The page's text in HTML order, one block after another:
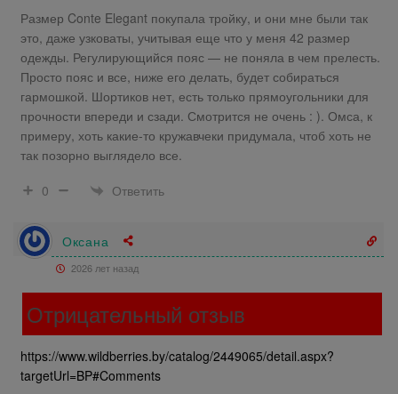
Размер Conte Elegant покупала тройку, и они мне были так
это, даже узковаты, учитывая еще что у меня 42 размер
одежды. Регулирующийся пояс — не поняла в чем прелесть.
Просто пояс и все, ниже его делать, будет собираться
гармошкой. Шортиков нет, есть только прямоугольники для
прочности впереди и сзади. Смотрится не очень : ). Омса, к
примеру, хоть какие-то кружавчеки придумала, чтоб хоть не
так позорно выглядело все.
0
Ответить
Оксана
2026 лет назад
Отрицательный отзыв
https://www.wildberries.by/catalog/2449065/detail.aspx?
targetUrl=BP#Comments